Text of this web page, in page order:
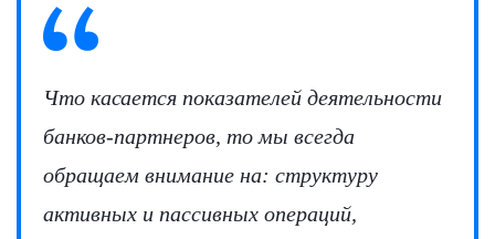
Что касается показателей деятельности
банков-партнеров, то мы всегда
обращаем внимание на: структуру
активных и пассивных операций,